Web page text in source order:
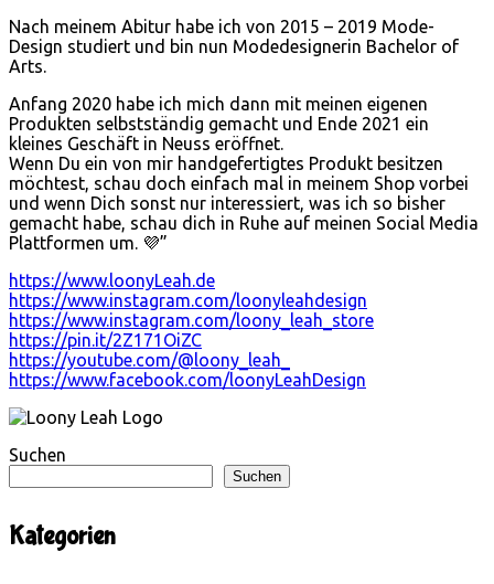
Nach meinem Abitur habe ich von 2015 – 2019 Mode-
Design studiert und bin nun Modedesignerin Bachelor of
Arts.
Anfang 2020 habe ich mich dann mit meinen eigenen
Produkten selbstständig gemacht und Ende 2021 ein
kleines Geschäft in Neuss eröffnet.
Wenn Du ein von mir handgefertigtes Produkt besitzen
möchtest, schau doch einfach mal in meinem Shop vorbei
und wenn Dich sonst nur interessiert, was ich so bisher
gemacht habe, schau dich in Ruhe auf meinen Social Media
Plattformen um. 💜”
https://www.loonyLeah.de
https://www.instagram.com/loonyleahdesign
https://www.instagram.com/loony_leah_store
https://pin.it/2Z171OiZC
https://youtube.com/@loony_leah_
https://www.facebook.com/loonyLeahDesign
Suchen
Suchen
Kategorien